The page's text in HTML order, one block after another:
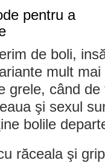
de boli,
mult mai
grele, când
şi sexul
bolile
răceala şi